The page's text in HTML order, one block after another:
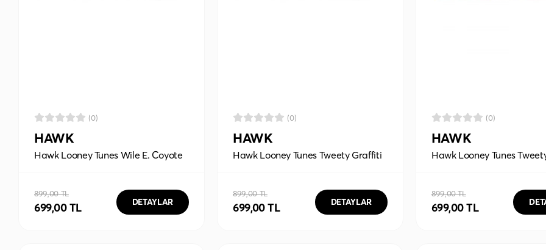
(0)
HAWK
Hawk Looney Tunes Wile E. Coyote
899,00 TL
699,00 TL DETAYLAR
(0)
HAWK
Hawk Looney Tunes Tweety Graffiti
899,00 TL
699,00 TL DETAYLAR
(0)
HAWK
Hawk Looney Tunes
899,00 TL
699,00 TL